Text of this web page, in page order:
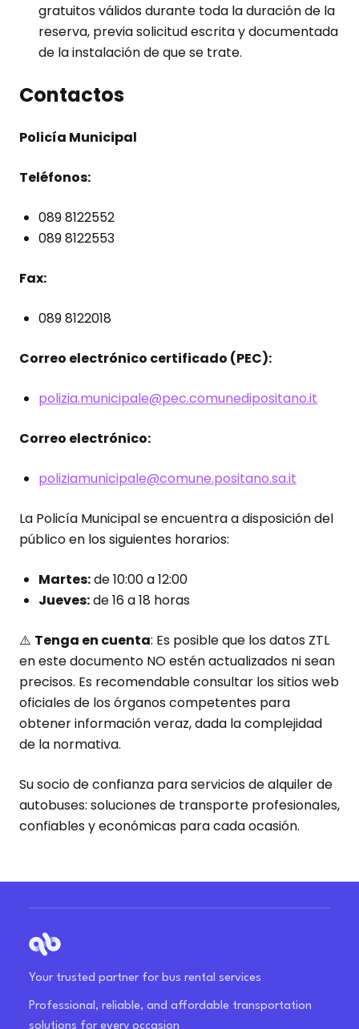
gratuitos válidos durante toda la duración de la
reserva, previa solicitud escrita y documentada
de la instalación de que se trate.
Contactos
Policía Municipal
Teléfonos:
089 8122552
089 8122553
Fax:
089 8122018
Correo electrónico certificado (PEC):
polizia.municipale@pec.comunedipositano.it
Correo electrónico:
poliziamunicipale@comune.positano.sa.it
La Policía Municipal se encuentra a disposición del
público en los siguientes horarios:
Martes:de 10:00 a 12:00
Jueves:de 16 a 18 horas
⚠️ Tenga en cuenta: Es posible que los datos ZTL
en este documento NO estén actualizados ni sean
precisos. Es recomendable consultar los sitios web
oficiales de los órganos competentes para
obtener información veraz, dada la complejidad
de la normativa.
Su socio de confianza para servicios de alquiler de
autobuses: soluciones de transporte profesionales,
confiables y económicas para cada ocasión.
Your trusted partner for bus rental services
Professional, reliable, and affordable transportation
solutions for every occasion